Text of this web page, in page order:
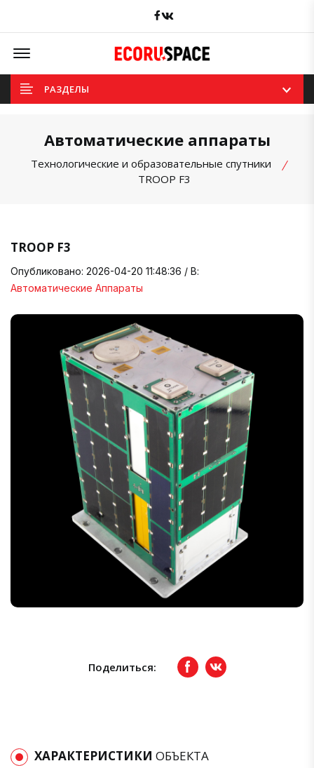
Facebook
Offcanvas Menu Open
РАЗДЕЛЫ
Автоматические аппараты
Технологические и образовательные спутники
TROOP F3
TROOP F3
Опубликовано: 2026-04-20 11:48:36 / В:
Автоматические Аппараты
Поделиться: FacebookвКонтакте
ХАРАКТЕРИСТИКИ ОБЪЕКТА